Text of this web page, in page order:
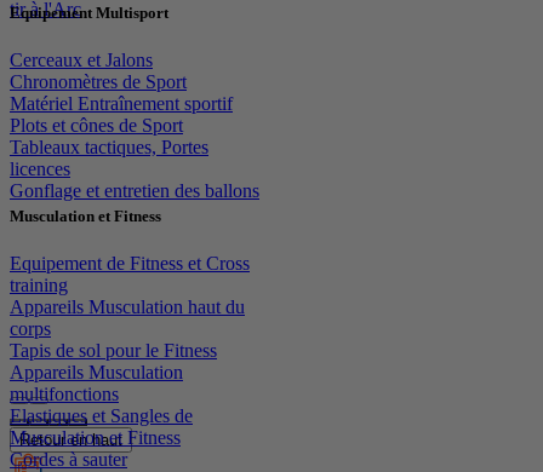
tir à l'Arc
Equipement Multisport
Cerceaux et Jalons
Chronomètres de Sport
Matériel Entraînement sportif
Plots et cônes de Sport
Tableaux tactiques, Portes
licences
Gonflage et entretien des ballons
Musculation et Fitness
Equipement de Fitness et Cross
training
Appareils Musculation haut du
corps
Tapis de sol pour le Fitness
Appareils Musculation
multifonctions
Elastiques et Sangles de
Musculation et Fitness
Cordes à sauter
Retour en haut